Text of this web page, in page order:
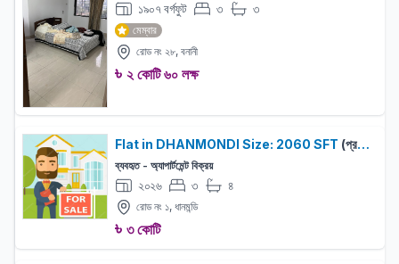
১৯০৭ বর্গফুট বেড: ৩ বাথরুম:৩
মেম্বার
রোড নং ২৮, বনানী
৳ ২ কোটি ৬০ লক্ষ
Flat in DHANMONDI Size: 2060 SFT (প্রপার্টি বিক্রয়)
ব্যবহৃত - অ্যাপার্টমেন্ট বিক্রয়
২০২৬ বেড: ৩ বাথরুম:৪
রোড নং ১, ধানমন্ডি
৳ ৩ কোটি